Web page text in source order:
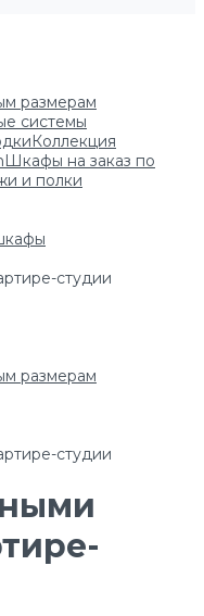
размерам
системы
Коллекция
Шкафы на заказ по
и полки
студии
размерам
студии